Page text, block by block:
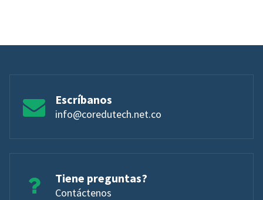
Escríbanos
info@coredutech.net.co
Tiene preguntas?
Contáctenos